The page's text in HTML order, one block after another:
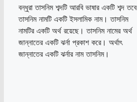
বন্ধুরা তাসনিম শব্দটি আরবি ভাষার একটি শব্দ তবে
তাসনিম নামটি একটি ইসলামিক নাম। তাসনিম
নামটির একটি অর্থ রয়েছে। তাসনিম নামের অর্থ
জান্নাতের একটি ঝর্না প্রকাশ করে। অর্থাৎ
জান্নাতের একটি ঝর্নার নাম তাসনিম।